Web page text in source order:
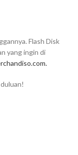
Flash Disk
yang ingin di